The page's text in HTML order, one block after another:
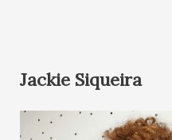
Jackie Siqueira